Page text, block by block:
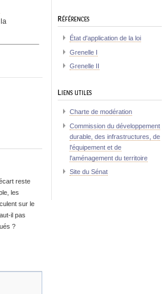
reste
les
sur le
il pas
?
Références
État d'application de la loi
Grenelle I
Grenelle II
Liens utiles
Charte de modération
Commission du développement
durable, des infrastructures, de
l'équipement et de
l'aménagement du territoire
Site du Sénat